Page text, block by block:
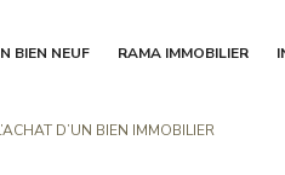
BIEN NEUF RAMA IMMOBILIER
D’UN BIEN IMMOBILIER